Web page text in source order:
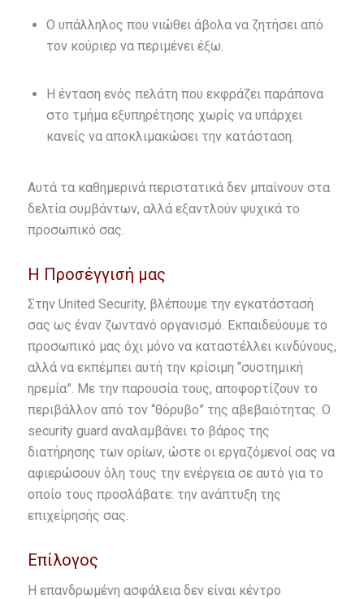
Ο υπάλληλος που νιώθει άβολα να ζητήσει από
τον κούριερ να περιμένει έξω.
Η ένταση ενός πελάτη που εκφράζει παράπονα
στο τμήμα εξυπηρέτησης χωρίς να υπάρχει
κανείς να αποκλιμακώσει την κατάσταση.
Αυτά τα καθημερινά περιστατικά δεν μπαίνουν στα
δελτία συμβάντων, αλλά εξαντλούν ψυχικά το
προσωπικό σας.
Η Προσέγγισή μας
Στην United Security, βλέπουμε την εγκατάστασή
σας ως έναν ζωντανό οργανισμό. Εκπαιδεύουμε το
προσωπικό μας όχι μόνο να καταστέλλει κινδύνους,
αλλά να εκπέμπει αυτή την κρίσιμη “συστημική
ηρεμία”. Με την παρουσία τους, αποφορτίζουν το
περιβάλλον από τον “θόρυβο” της αβεβαιότητας. Ο
security guard αναλαμβάνει το βάρος της
διατήρησης των ορίων, ώστε οι εργαζόμενοί σας να
αφιερώσουν όλη τους την ενέργεια σε αυτό για το
οποίο τους προσλάβατε: την ανάπτυξη της
επιχείρησής σας.
Επίλογος
Η επανδρωμένη ασφάλεια δεν είναι κέντρο